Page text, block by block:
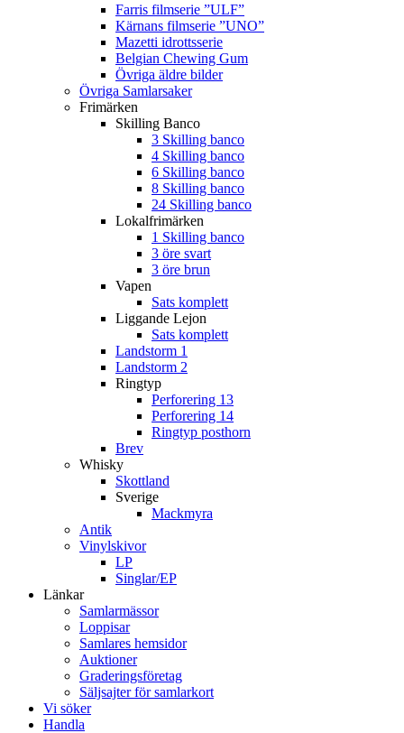
Farris filmserie ”ULF”
Kärnans filmserie ”UNO”
Mazetti idrottsserie
Belgian Chewing Gum
Övriga äldre bilder
Övriga Samlarsaker
Frimärken
Skilling Banco
3 Skilling banco
4 Skilling banco
6 Skilling banco
8 Skilling banco
24 Skilling banco
Lokalfrimärken
1 Skilling banco
3 öre svart
3 öre brun
Vapen
Sats komplett
Liggande Lejon
Sats komplett
Landstorm 1
Landstorm 2
Ringtyp
Perforering 13
Perforering 14
Ringtyp posthorn
Brev
Whisky
Skottland
Sverige
Mackmyra
Antik
Vinylskivor
LP
Singlar/EP
Länkar
Samlarmässor
Loppisar
Samlares hemsidor
Auktioner
Graderingsföretag
Säljsajter för samlarkort
Vi söker
Handla